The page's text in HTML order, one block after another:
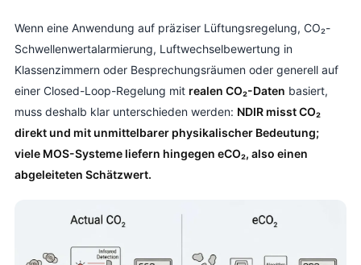
Wenn eine Anwendung auf präziser Lüftungsregelung, CO₂-
Schwellenwertalarmierung, Luftwechselbewertung in
Klassenzimmern oder Besprechungsräumen oder generell auf
einer Closed-Loop-Regelung mit realen CO₂-Daten basiert,
muss deshalb klar unterschieden werden: NDIR misst CO₂
direkt und mit unmittelbarer physikalischer Bedeutung;
viele MOS-Systeme liefern hingegen eCO₂, also einen
abgeleiteten Schätzwert.